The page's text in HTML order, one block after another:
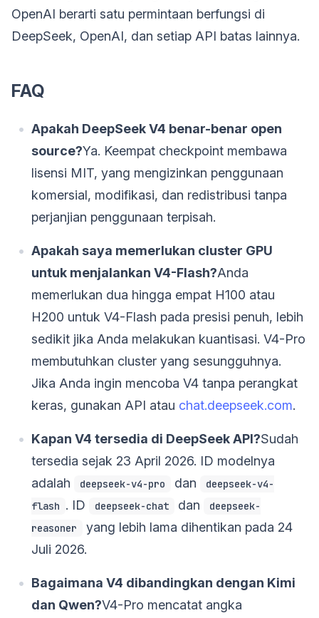
OpenAI berarti satu permintaan berfungsi di
DeepSeek, OpenAI, dan setiap API batas lainnya.
FAQ
Apakah DeepSeek V4 benar-benar open
source?Ya. Keempat checkpoint membawa
lisensi MIT, yang mengizinkan penggunaan
komersial, modifikasi, dan redistribusi tanpa
perjanjian penggunaan terpisah.
Apakah saya memerlukan cluster GPU
untuk menjalankan V4-Flash?Anda
memerlukan dua hingga empat H100 atau
H200 untuk V4-Flash pada presisi penuh, lebih
sedikit jika Anda melakukan kuantisasi. V4-Pro
membutuhkan cluster yang sesungguhnya.
Jika Anda ingin mencoba V4 tanpa perangkat
keras, gunakan API atau chat.deepseek.com.
Kapan V4 tersedia di DeepSeek API?Sudah
tersedia sejak 23 April 2026. ID modelnya
adalah
deepseek-v4-pro dan
deepseek-v4-
flash . ID deepseek-chat dan
deepseek-
reasoner
yang lebih lama dihentikan pada 24
Juli 2026.
Bagaimana V4 dibandingkan dengan Kimi
dan Qwen?V4-Pro mencatat angka